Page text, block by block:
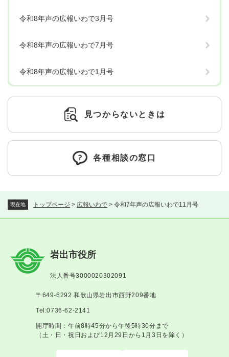
現在地 トップページ > 広報いわで > 令和7年声の広報いわで11月号
令和8年声の広報いわで3月号
令和8年声の広報いわで7月号
令和8年声の広報いわで1月号
見つからないときは
各種相談の窓口
岩出市役所
法人番号3000020302091
〒649-6292 和歌山県岩出市西野209番地
Tel:0736-62-2141
開庁時間：午前8時45分から午後5時30分まで
（土・日・祝日および12月29日から1月3日を除く）